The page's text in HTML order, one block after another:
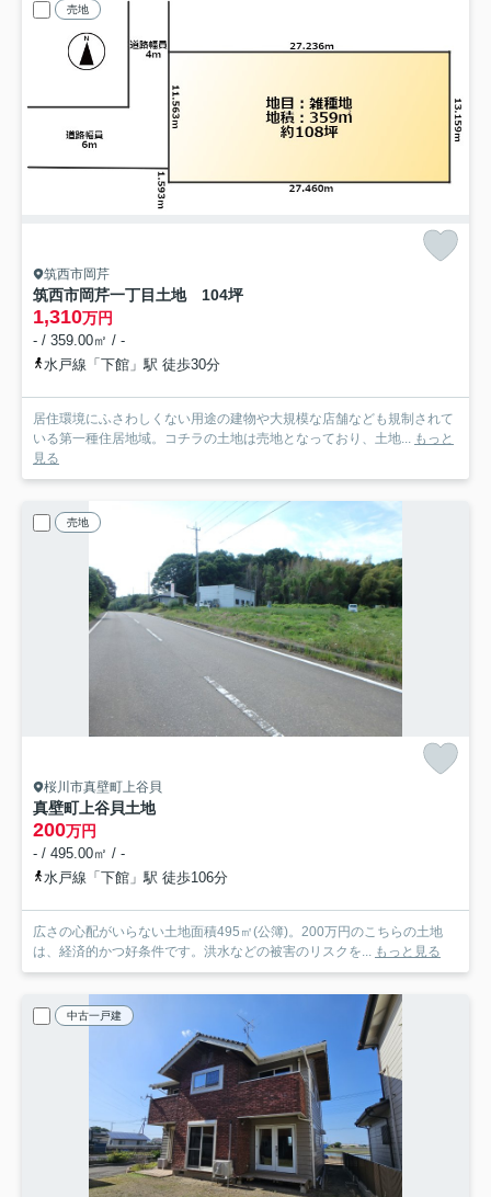
売地
筑西市岡芹
筑西市岡芹一丁目土地 104坪
1,310万円
- / 359.00㎡ / -
水戸線「下館」駅 徒歩30分
居住環境にふさわしくない用途の建物や大規模な店舗なども規制されて
いる第一種住居地域。コチラの土地は売地となっており、土地...
もっと
見る
売地
桜川市真壁町上谷貝
真壁町上谷貝土地
200万円
- / 495.00㎡ / -
水戸線「下館」駅 徒歩106分
広さの心配がいらない土地面積495㎡(公簿)。200万円のこちらの土地
は、経済的かつ好条件です。洪水などの被害のリスクを...
もっと見る
中古一戸建